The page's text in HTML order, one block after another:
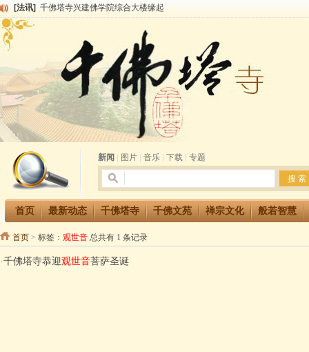
[法讯] 千佛塔寺兴建佛学院综合大楼缘起
[法讯]
千佛塔寺阅藏堂周末阅藏报名通知
清明节祭祖报恩地藏法会
[法讯]
本寺方丈上明下慧尼和尚开讲《六祖坛经》
[法讯] 2015-3-26师父于法堂对大众的开示
[法讯]
广东千佛塔寺云门佛学院女众部 2016年招生简章
[法讯]
恭请海涛法师莅临千佛塔寺弘法
[法讯]
2014年七月大法会 祈福息灾地藏七 冥阳两利普渡群蒙盂兰盆
[法讯] 千佛塔寺云门佛学院女众部2014年招生简章
新闻
图片 音乐 下载 专题
首页 最新动态 千佛塔寺 千佛文苑 禅宗文化 般若智慧
首页 > 标签： 观世音 总共有 1 条记录
·千佛塔寺恭迎观世音菩萨圣诞